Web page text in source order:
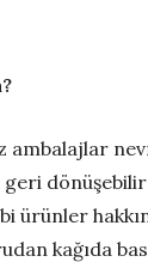
ambalajlar
geri
ürünler
kağıda